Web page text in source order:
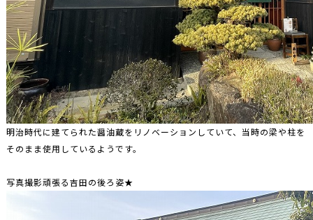
明治時代に建てられた醤油蔵をリノベーションしていて、当時の梁や柱を
そのまま使用しているようです。
写真撮影頑張る吉田の後ろ姿★